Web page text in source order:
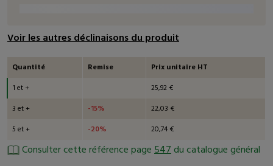
Voir les autres déclinaisons du produit
Quantité Remise
Prix unitaire HT
1 et +
25,92 €
3 et +
-15%
22,03 €
5 et +
-20% 20,74 €
Consulter cette référence page547du catalogue général